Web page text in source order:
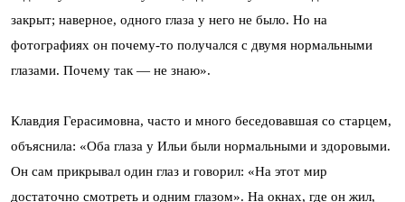
закрыт; наверное, одного глаза у него не было. Но на
фотографиях он почему-то получался с двумя нормальными
глазами. Почему так — не знаю».
Клавдия Герасимовна, часто и много беседовавшая со старцем,
объяснила: «Оба глаза у Ильи были нормальными и здоровыми.
Он сам прикрывал один глаз и говорил: «На этот мир
достаточно смотреть и одним глазом». На окнах, где он жил,